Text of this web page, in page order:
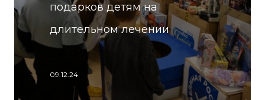
подарков детям на
длительном лечении
09.12.24